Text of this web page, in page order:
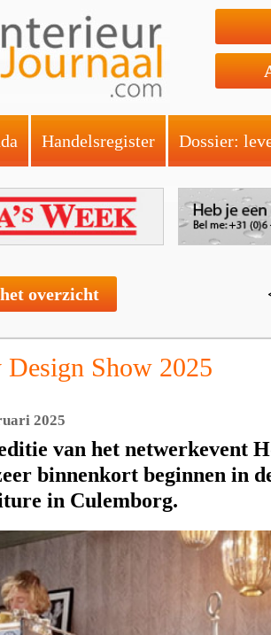
Handelsregister Dossier:
overzicht
Show 2025
2025
van het netwerkevent
binnenkort beginnen in
in Culemborg.